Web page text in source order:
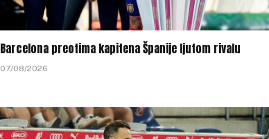
Barcelona preotima kapitena Španije ljutom rivalu
07/08/2026